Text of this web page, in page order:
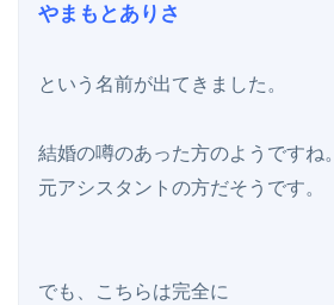
やまもとありさ
という名前が出てきました。
結婚の噂のあった方のようですね。
元アシスタントの方だそうです。
でも、こちらは完全に